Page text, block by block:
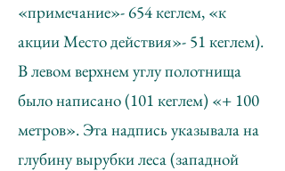
«примечание»- 654 кеглем, «к
акции Место действия»- 51 кеглем).
В левом верхнем углу полотнища
было написано (101 кеглем) «+ 100
метров». Эта надпись указывала на
глубину вырубки леса (западной